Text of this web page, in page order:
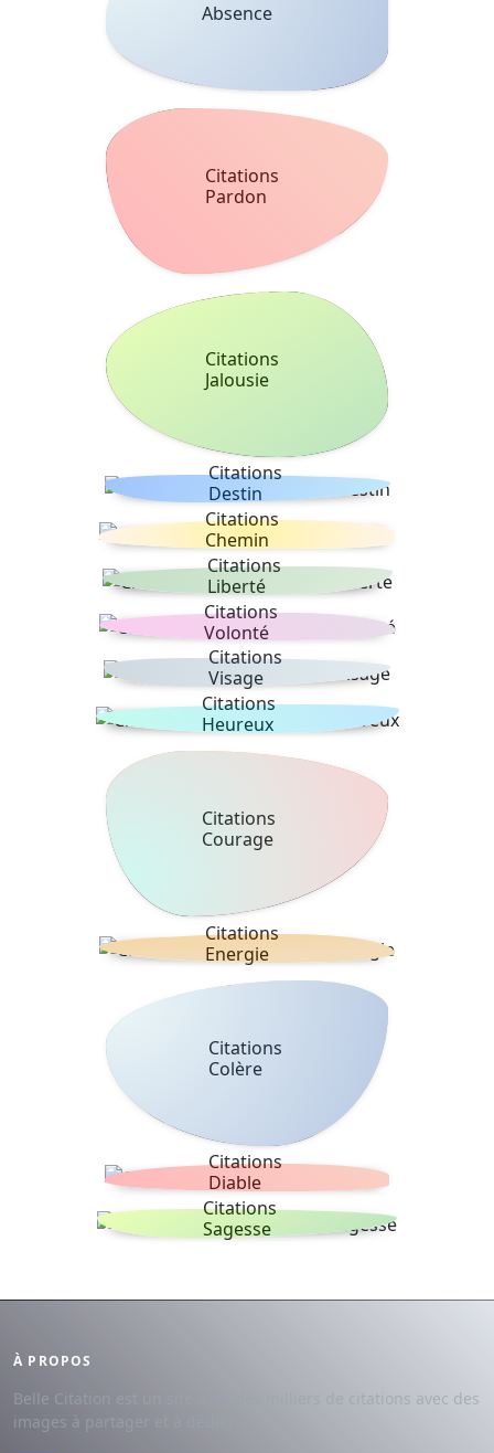
Absence
Citations
Pardon
Citations
Jalousie
Citations
Destin
Citations
Chemin
Citations
Liberté
Citations
Volonté
Citations
Visage
Citations
Heureux
Citations
Courage
Citations
Energie
Citations
Colère
Citations
Diable
Citations
Sagesse
À PROPOS
Belle Citation est un site avec des milliers de citations avec des
images à partager et à dédier.